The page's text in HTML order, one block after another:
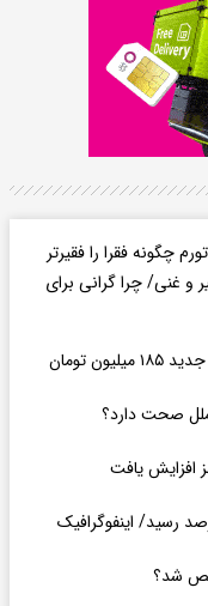
چگونه فقرا را فقیرتر
فقیر و غنی/ چرا گرانی برای
افزایش یافت
شد؟